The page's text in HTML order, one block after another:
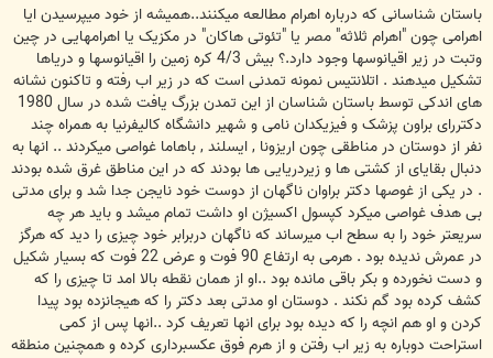
ت
باستان شناسانی که درباره اهرام مطالعه میکنند..همیشه از خود میپرسیدن ایا
اهرامی چون "اهرام ثلاثه" مصر یا "تئوتی هاکان" در مکزیک یا اهرامهایی در چین
وتبت در زیر اقیانوسها وجود دارد.؟ بیش 4/3 کره زمین را اقیانوسها و دریاها
تشکیل میدهند . اتلانتیس نمونه تمدنی است که در زیر اب رفته و تاکنون نشانه
های اندکی توسط باستان شناسان از این تمدن بزرگ یافت شده در سال 1980
دکتررای براون پزشک و فیزیکدان نامی و شهیر دانشگاه کالیفرنیا به همراه چند
نفر از دوستان در مناطقی چون اریزونا , ایسلند , باهاما غواصی میکردند .. انها به
دنبال بقایای از کشتی ها و زیردریایی ها بودند که در این مناطق غرق شده بودند
. در یکی از غوصها دکتر براوان ناگهان از دوست خود نایجن جدا شد و برای مدتی
بی هدف غواصی میکرد کپسول اکسیژن او داشت تمام میشد و باید هر چه
سریعتر خود را به سطح اب میرساند که ناگهان دربرابر خود چیزی را دید که هرگز
در عمرش ندیده بود . هرمی به ارتفاع 90 فوت و عرض 22 فوت که بسیار شکیل
و دست نخورده و بکر باقی مانده بود ..او از همان نقطه بالا امد تا چیزی را که
کشف کرده بود گم نکند . دوستان او مدتی بعد دکتر را که هیجانزده بود پیدا
کردن و او هم انچه را که دیده بود برای انها تعریف کرد ..انها پس از کمی
استراحت دوباره به زیر اب رفتن و از هرم فوق عکسبرداری کرده و همچنین منطقه